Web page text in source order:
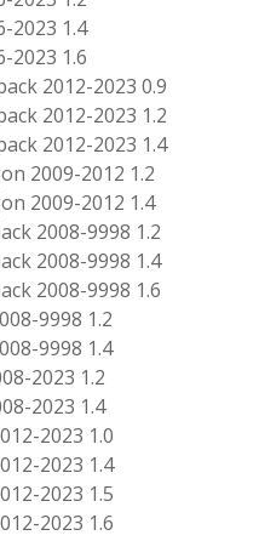
2023 1.4
2023 1.6
2012-2023 0.9
2012-2023 1.2
2012-2023 1.4
2009-2012 1.2
2009-2012 1.4
2008-9998 1.2
2008-9998 1.4
2008-9998 1.6
9998 1.2
9998 1.4
2023 1.2
2023 1.4
2023 1.0
2023 1.4
2023 1.5
2023 1.6